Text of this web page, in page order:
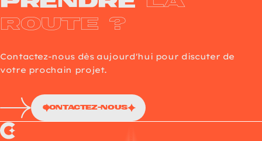
route ?
Contactez-nous dès aujourd'hui pour discuter de
votre prochain projet.
Contactez-nous
Choup’s